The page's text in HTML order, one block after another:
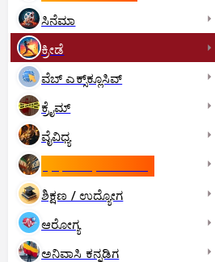
ಸಿನೆಮಾ
ಕ್ರೀಡೆ
ವೆಬ್ ಎಕ್ಸ್‌ಕ್ಲೂಸಿವ್
ಕ್ರೈಮ್
ವೈವಿಧ್ಯ
ಶಿಕ್ಷಣ / ಉದ್ಯೋಗ
ಆರೋಗ್ಯ
ಅನಿವಾಸಿ ಕನ್ನಡಿಗ